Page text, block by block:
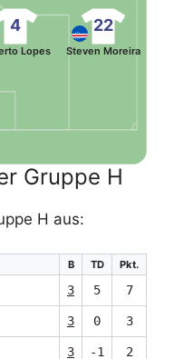
4
Lopes
22
Steven Moreira
Gruppe H
H aus:
B TD Pkt.
3 5 7
3 0 3
3 -1 2